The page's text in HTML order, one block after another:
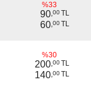
%33
90,00 TL
60,00 TL
%30
200,00 TL
140,00 TL